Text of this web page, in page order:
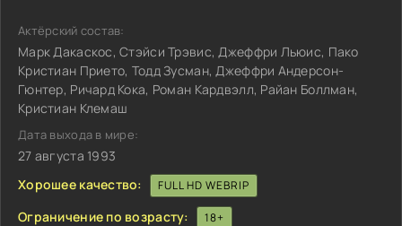
Актёрский состав:
Марк Дакаскос, Стэйси Трэвис, Джеффри Льюис, Пако
Кристиан Прието, Тодд Зусман, Джеффри Андерсон-
Гюнтер, Ричард Кока, Роман Кардвэлл, Райан Боллман,
Кристиан Клемаш
Дата выхода в мире:
27 августа 1993
Хорошее качество:
FULL HD WEBRIP
Ограничение по возрасту: 18+